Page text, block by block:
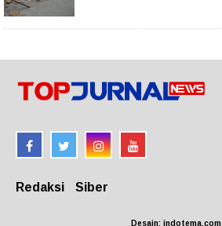
Redaksi Siber
Desain: indotema.com